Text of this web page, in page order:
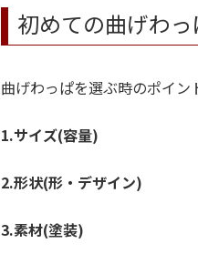
初めての曲げわ
曲げわっぱを選ぶ時のポイン
1.サイズ(容量)
2.形状(形・デザイン)
3.素材(塗装)